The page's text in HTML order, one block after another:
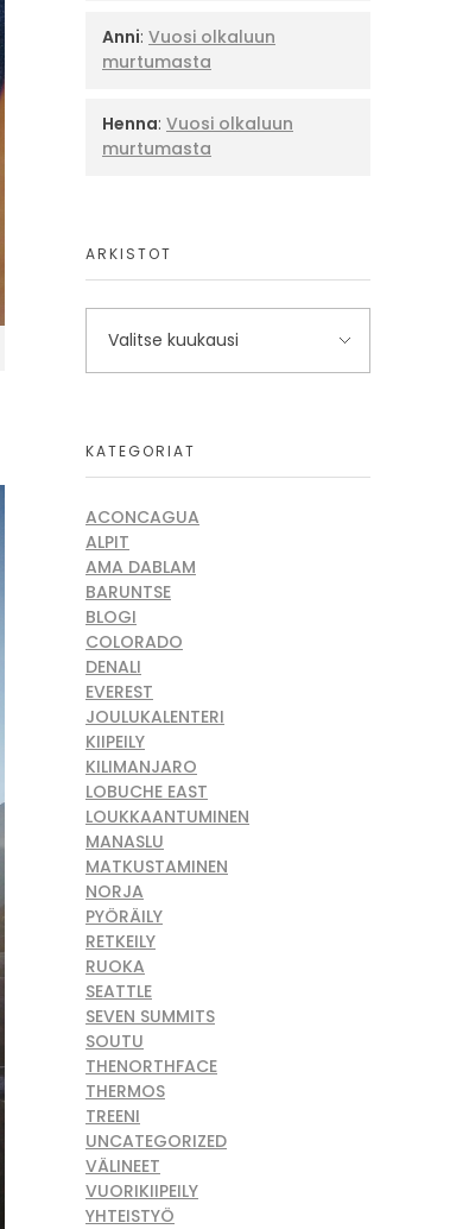
Anni: Vuosi olkaluun
murtumasta
Henna: Vuosi olkaluun
murtumasta
ARKISTOT
KATEGORIAT
ACONCAGUA
ALPIT
AMA DABLAM
BARUNTSE
BLOGI
COLORADO
DENALI
EVEREST
JOULUKALENTERI
KIIPEILY
KILIMANJARO
LOBUCHE EAST
LOUKKAANTUMINEN
MANASLU
MATKUSTAMINEN
NORJA
PYÖRÄILY
RETKEILY
RUOKA
SEATTLE
SEVEN SUMMITS
SOUTU
THENORTHFACE
THERMOS
TREENI
UNCATEGORIZED
VÄLINEET
VUORIKIIPEILY
YHTEISTYÖ